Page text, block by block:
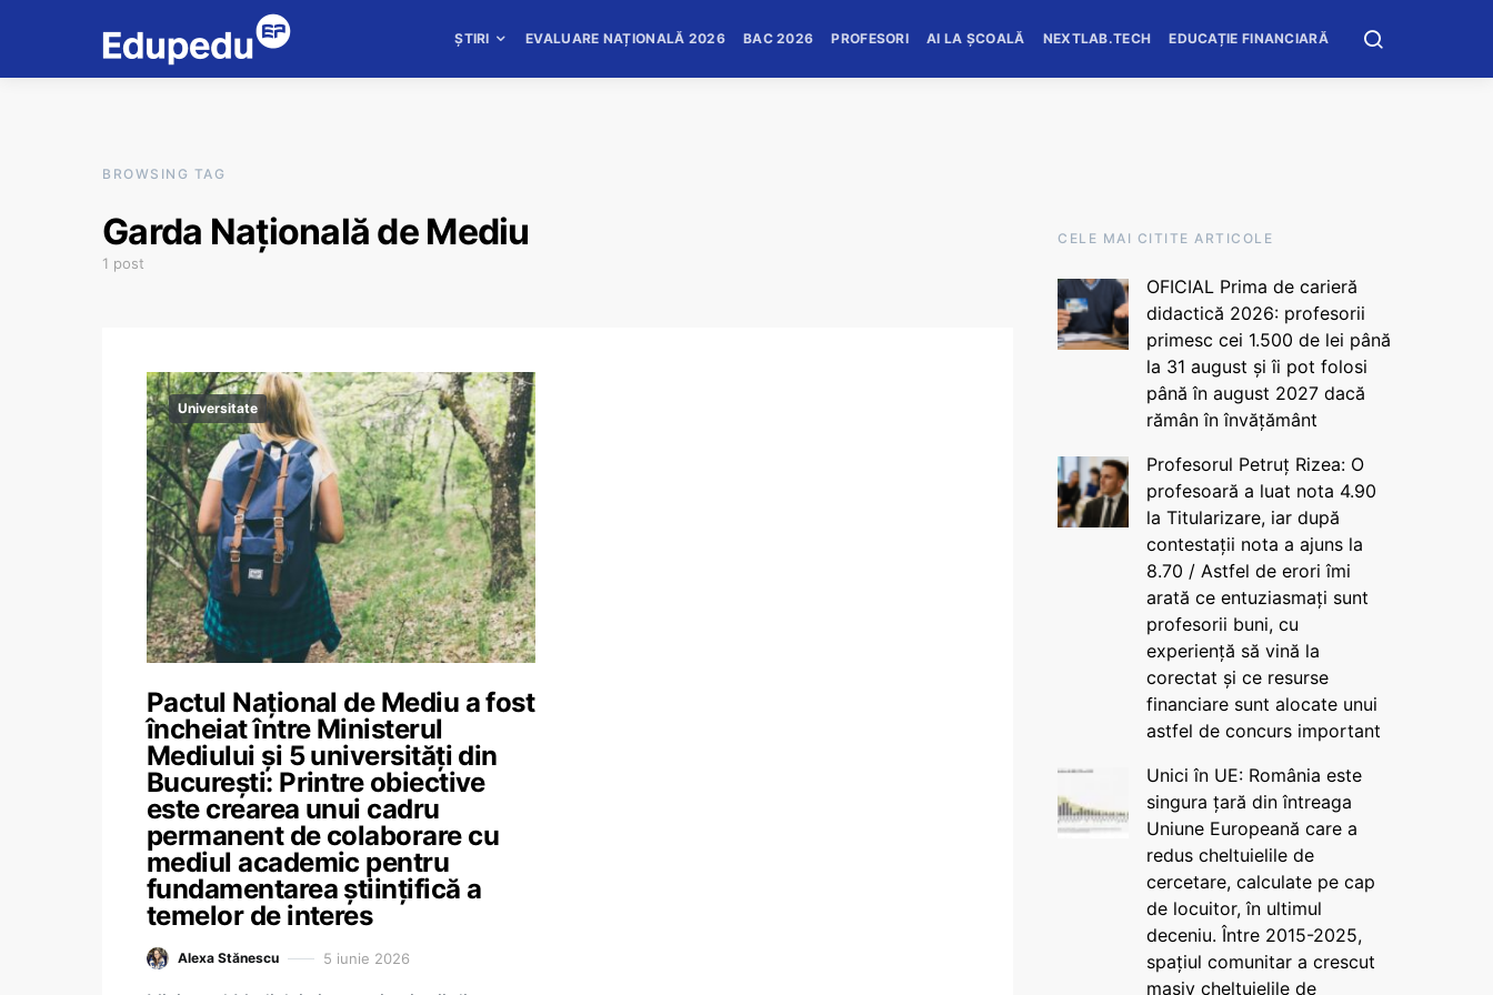
ȘTIRI EVALUARE NAȚIONALĂ 2026 BAC 2026 PROFESORI AI LA ȘCOALĂ NEXTLAB.TECH EDUCAȚIE FINANCIARĂ
BROWSING TAG
Garda Naţională de Mediu
1 post
Universitate
Pactul Naţional de Mediu a fost
încheiat între Ministerul
Mediului și 5 universități din
București: Printre obiective
este crearea unui cadru
permanent de colaborare cu
mediul academic pentru
fundamentarea științifică a
temelor de interes
Alexa Stănescu 5 iunie 2026
CELE MAI CITITE ARTICOLE
OFICIAL Prima de carieră
didactică 2026: profesorii
primesc cei 1.500 de lei până
la 31 august și îi pot folosi
până în august 2027 dacă
rămân în învățământ
Profesorul Petruț Rizea: O
profesoară a luat nota 4.90
la Titularizare, iar după
contestații nota a ajuns la
8.70 / Astfel de erori îmi
arată ce entuziasmați sunt
profesorii buni, cu
experiență să vină la
corectat și ce resurse
financiare sunt alocate unui
astfel de concurs important
Unici în UE: România este
singura țară din întreaga
Uniune Europeană care a
redus cheltuielile de
cercetare, calculate pe cap
de locuitor, în ultimul
deceniu. Între 2015-2025,
spațiul comunitar a crescut
masiv cheltuielile de